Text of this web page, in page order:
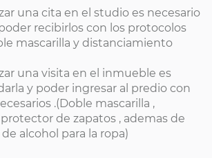
una cita en el studio es necesario
recibirlos con los protocolos
mascarilla y distanciamiento
una visita en el inmueble es
y poder ingresar al predio con
.(Doble mascarilla ,
de zapatos , ademas de
alcohol para la ropa)